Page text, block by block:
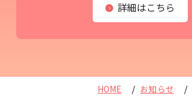
詳細はこちら
HOME お知らせ